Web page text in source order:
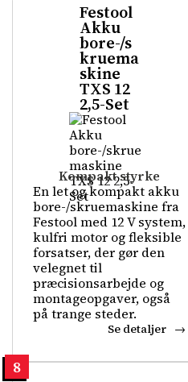
Kompakt styrke
Festool
Akku
bore-/s
kruema
skine
TXS 12
2,5-Set
En let og kompakt akku
bore-/skruemaskine fra
Festool med 12 V system,
kulfri motor og fleksible
forsatser, der gør den
velegnet til
præcisionsarbejde og
montageopgaver, også
på trange steder.
Se detaljer
8